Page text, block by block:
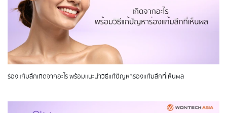
ร่องแก้มลึกเกิดจากอะไร พร้อมแนะนำวิธีแก้ปัญหาร่องแก้มลึกที่เห็นผล